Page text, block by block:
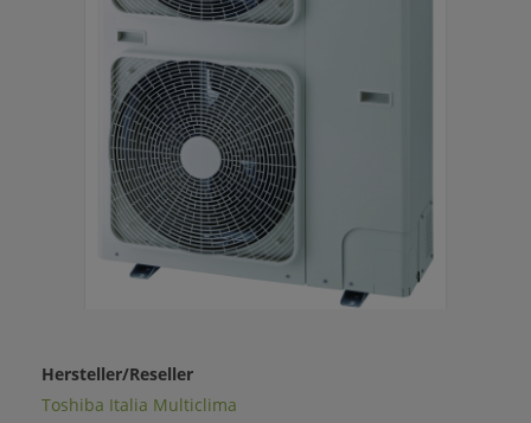
Hersteller/Reseller
Toshiba Italia Multiclima